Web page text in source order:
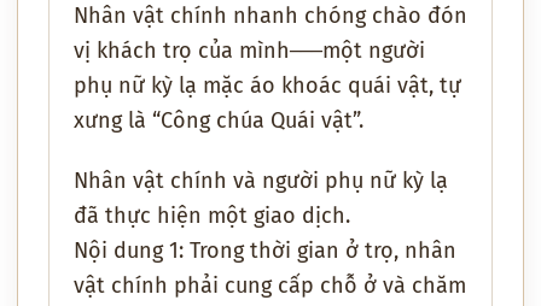
Nhân vật chính nhanh chóng chào đón
vị khách trọ của mình───một người
phụ nữ kỳ lạ mặc áo khoác quái vật, tự
xưng là “Công chúa Quái vật”.
Nhân vật chính và người phụ nữ kỳ lạ
đã thực hiện một giao dịch.
Nội dung 1: Trong thời gian ở trọ, nhân
vật chính phải cung cấp chỗ ở và chăm